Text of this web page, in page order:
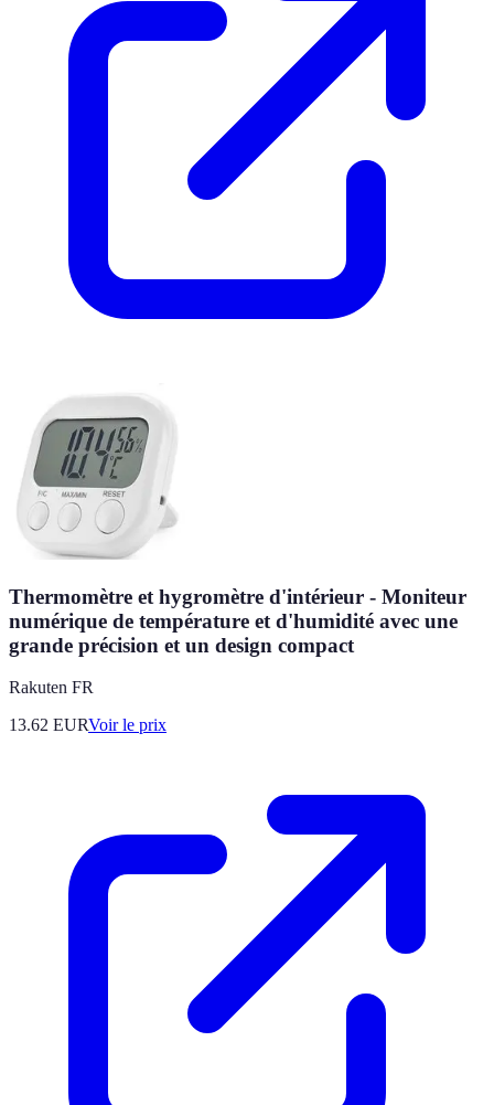
Thermomètre et hygromètre d'intérieur - Moniteur
numérique de température et d'humidité avec une
grande précision et un design compact
Rakuten FR
13.62 EURVoir le prix